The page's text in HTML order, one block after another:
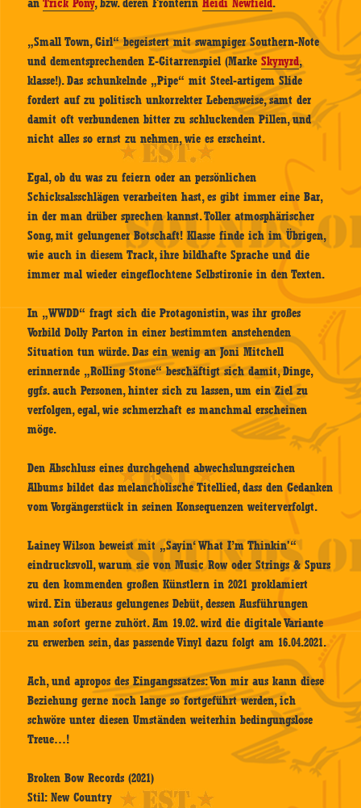
anTrick Pony, bzw. deren FronterinHeidi Newfield.
„Small Town, Girl“ begeistert mit swampiger Southern-Note
und dementsprechenden E-Gitarrenspiel (MarkeSkynyrd,
klasse!). Das schunkelnde „Pipe“ mit Steel-artigem Slide
fordert auf zu politisch unkorrekter Lebensweise, samt der
damit oft verbundenen bitter zu schluckenden Pillen, und
nicht alles so ernst zu nehmen, wie es erscheint.
Egal, ob du was zu feiern oder an persönlichen
Schicksalsschlägen verarbeiten hast, es gibt immer eine Bar,
in der man drüber sprechen kannst. Toller atmosphärischer
Song, mit gelungener Botschaft! Klasse finde ich im Übrigen,
wie auch in diesem Track, ihre bildhafte Sprache und die
immer mal wieder eingeflochtene Selbstironie in den Texten.
In „WWDD“ fragt sich die Protagonistin, was ihr großes
Vorbild Dolly Parton in einer bestimmten anstehenden
Situation tun würde. Das ein wenig an Joni Mitchell
erinnernde „Rolling Stone“ beschäftigt sich damit, Dinge,
ggfs. auch Personen, hinter sich zu lassen, um ein Ziel zu
verfolgen, egal, wie schmerzhaft es manchmal erscheinen
möge.
Den Abschluss eines durchgehend abwechslungsreichen
Albums bildet das melancholische Titellied, dass den Gedanken
vom Vorgängerstück in seinen Konsequenzen weiterverfolgt.
Lainey Wilson beweist mit „Sayin‘ What I’m Thinkin'“
eindrucksvoll, warum sie von Music Row oder Strings & Spurs
zu den kommenden großen Künstlern in 2021 proklamiert
wird. Ein überaus gelungenes Debüt, dessen Ausführungen
man sofort gerne zuhört. Am 19.02. wird die digitale Variante
zu erwerben sein, das passende Vinyl dazu folgt am 16.04.2021.
Ach, und apropos des Eingangssatzes: Von mir aus kann diese
Beziehung gerne noch lange so fortgeführt werden, ich
schwöre unter diesen Umständen weiterhin bedingungslose
Treue…!
Broken Bow Records (2021)
Stil: New Country